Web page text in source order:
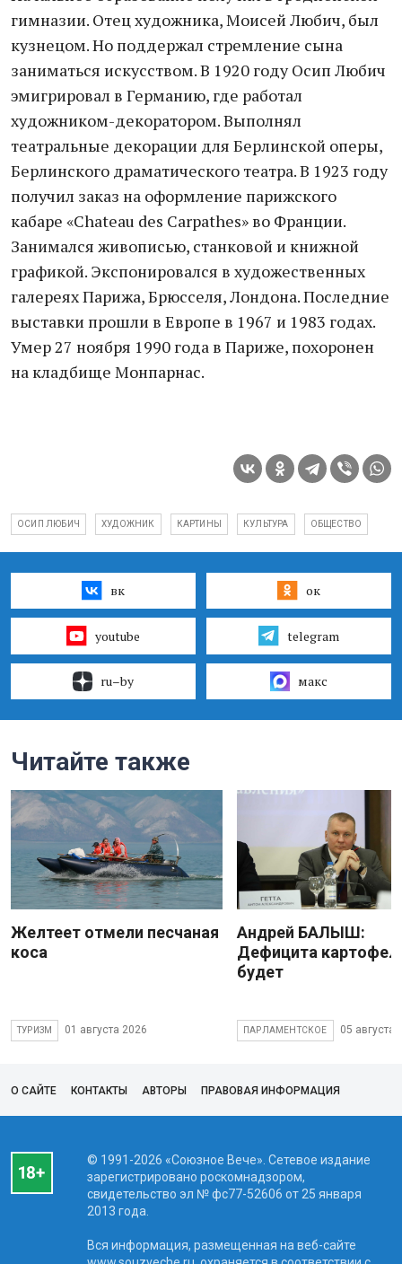
гимназии. Отец художника, Моисей Любич, был
кузнецом. Но поддержал стремление сына
заниматься искусством. В 1920 году Осип Любич
эмигрировал в Германию, где работал
художником-декоратором. Выполнял
театральные декорации для Берлинской оперы,
Берлинского драматического театра. В 1923 году
получил заказ на оформление парижского
кабаре «Chateau des Carpathes» во Франции.
Занимался живописью, станковой и книжной
графикой. Экспонировался в художественных
галереях Парижа, Брюсселя, Лондона. Последние
выставки прошли в Европе в 1967 и 1983 годах.
Умер 27 ноября 1990 года в Париже, похоронен
на кладбище Монпарнас.
ОСИП ЛЮБИЧ ХУДОЖНИК КАРТИНЫ КУЛЬТУРА ОБЩЕСТВО
вк ок
youtube telegram
ru–by макс
Читайте также
Желтеет отмели песчаная
коса
ТУРИЗМ 01 августа 2026
Андрей БАЛЫШ:
Дефицита
будет
ПАРЛАМЕНТСКОЕ 05 августа
О САЙТЕ КОНТАКТЫ АВТОРЫ ПРАВОВАЯ ИНФОРМАЦИЯ
© 1991-2026 «Союзное Вече». Сетевое издание
зарегистрировано роскомнадзором,
свидетельство эл № фc77-52606 от 25 января
2013 года.
Вся информация, размещенная на веб-сайте